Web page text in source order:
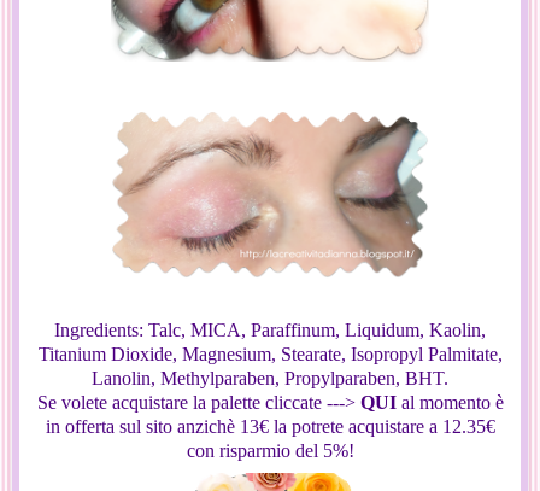
Ingredients: Talc, MICA, Paraffinum, Liquidum, Kaolin,
Titanium Dioxide, Magnesium, Stearate, Isopropyl Palmitate,
Lanolin, Methylparaben, Propylparaben, BHT.
Se volete acquistare la palette cliccate ---> QUIal momento è
in offerta sul sito anzichè 13€ la potrete acquistare a 12.35€
con risparmio del 5%!